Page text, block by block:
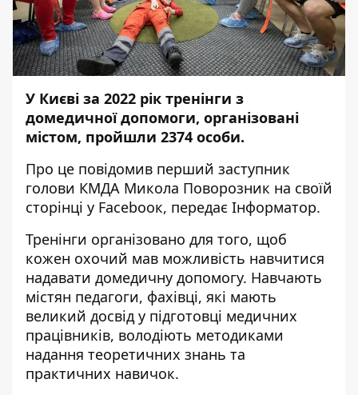
У Києві за 2022 рік тренінги з
домедичної допомоги, організовані
містом, пройшли 2374 особи.
Про це повідомив перший заступник
голови КМДА Микола Поворозник на своїй
сторінці у Facebooк, передає Інформатор.
Тренінги організовано для того, щоб
кожен охочий мав можливість навчитися
надавати домедичну допомогу. Навчають
містян педагоги, фахівці, які мають
великий досвід у підготовці медичних
працівників, володіють методиками
надання теоретичних знань та
практичних навичок.